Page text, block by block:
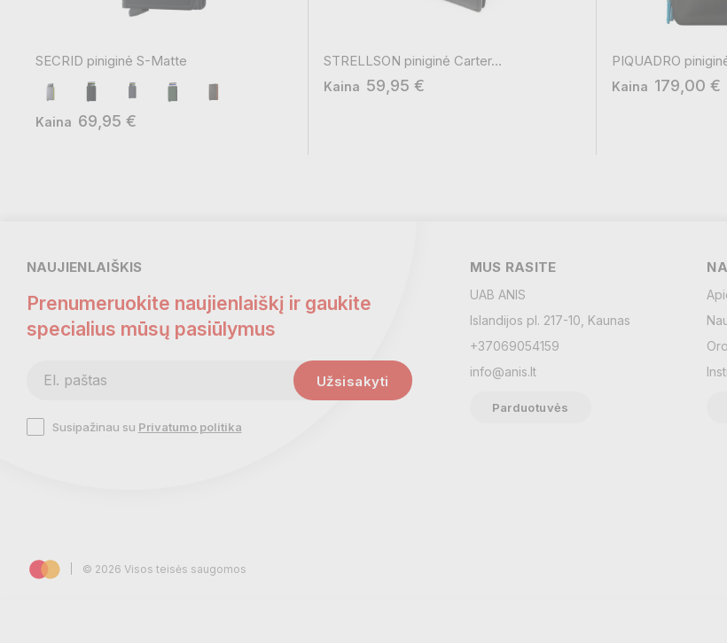
SECRID piniginė S-Matte
Kaina 69,95 €
STRELLSON piniginė Carter...
Kaina 59,95 €
PIQUADRO
Kaina 179,00 €
NAUJIENLAIŠKIS
Prenumeruokite naujienlaiškį ir gaukite
specialius mūsų pasiūlymus
Susipažinau su Privatumo politika
MUS RASITE
UAB ANIS
Islandijos pl. 217-10, Kaunas
+37069054159
info@anis.lt
Parduotuvės
© 2026 Visos teisės saugomos